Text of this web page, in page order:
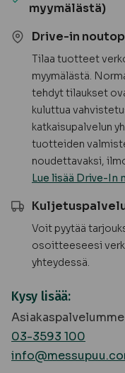
myymälästä)
Drive-in
Tilaa tuotteet
myymälästä.
tehdyt tilaukset
kuluttua
katkaisupalvelun
tuotteiden
noudettavaksi,
Lue lisää Drive-In
Voit pyytää
osoitteeseesi
yhteydessä.
Kysy lisää:
03-3593 100